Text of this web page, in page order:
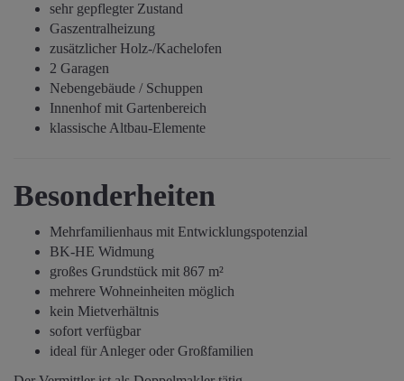
sehr gepflegter Zustand
Gaszentralheizung
zusätzlicher Holz-/Kachelofen
2 Garagen
Nebengebäude / Schuppen
Innenhof mit Gartenbereich
klassische Altbau-Elemente
Besonderheiten
Mehrfamilienhaus mit Entwicklungspotenzial
BK-HE Widmung
großes Grundstück mit 867 m²
mehrere Wohneinheiten möglich
kein Mietverhältnis
sofort verfügbar
ideal für Anleger oder Großfamilien